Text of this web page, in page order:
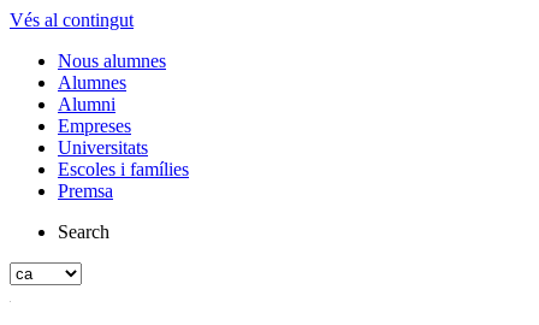
Vés al contingut
Nous alumnes
Alumnes
Alumni
Empreses
Universitats
Escoles i famílies
Premsa
Search